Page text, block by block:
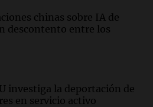
chinas sobre IA de
descontento entre los
investiga la deportación de
en servicio activo